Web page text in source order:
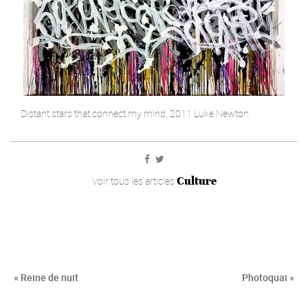
Distant stars that connect my mind, 2011 Luke Newton
Voir tous les articles Culture
« Reine de nuit Photoquai »